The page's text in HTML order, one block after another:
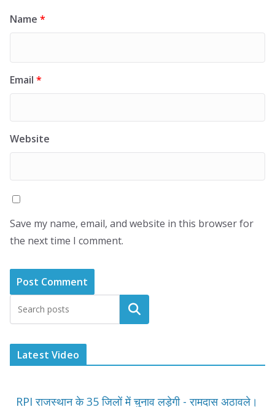
Name *
Email *
Website
Save my name, email, and website in this browser for
the next time I comment.
Latest Video
RPI राजस्थान के 35 जिलों में चुनाव लड़ेगी - रामदास अठावले।